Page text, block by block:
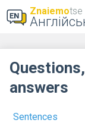
Znaiemotse
Sentences
answers